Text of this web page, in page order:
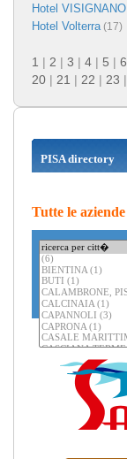
Hotel VISIGNANO
Hotel Volterra(17)
1 | 2 | 3 | 4 | 5 | 6
20 | 21 | 22 | 23 |
PISA directory
Tutte le aziende